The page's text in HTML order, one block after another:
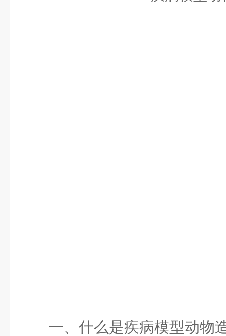
一、什么是疾病模型动物